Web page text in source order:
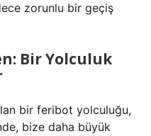
zorunlu bir geçiş
Bir Yolculuk
bir feribot yolculuğu,
bize daha büyük